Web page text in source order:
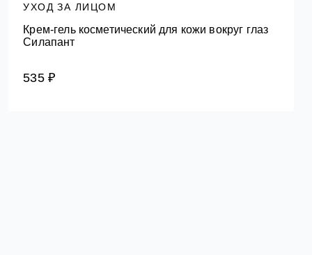
УХОД ЗА ЛИЦОМ
Крем-гель косметический для кожи вокруг глаз
Силапант
535 ₽